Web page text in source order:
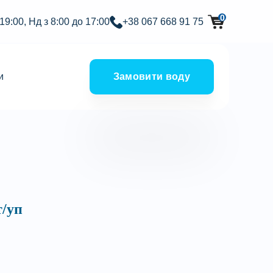
Нд з 8:00 до 17:00 +38 067 668 91 75 0
Замовити воду
уп